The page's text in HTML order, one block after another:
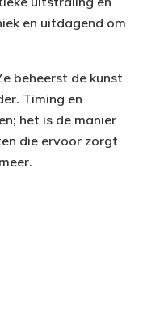
en uitdagend om
beheerst de kunst
Timing en
het is de manier
die ervoor zorgt